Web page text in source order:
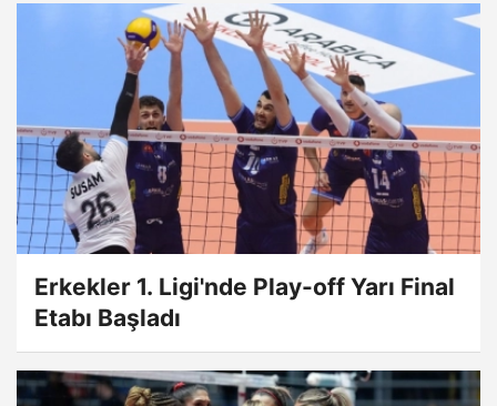
Erkekler 1. Ligi'nde Play-off Yarı Final
Etabı Başladı